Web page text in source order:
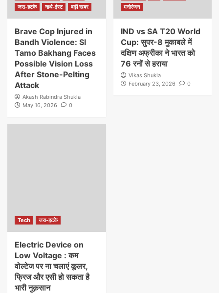
जरा-हटके
नार्थ-ईस्ट बड़ी खबर
Brave Cop Injured in
Bandh Violence: SI
Tamo Bakhang Faces
Possible Vision Loss
After Stone-Pelting
Attack
Akash Rabindra Shukla
May 16, 2026
0
मनोरंजन
IND vs SA T20 World
Cup: सुपर-8 मुकाबले में
दक्षिण अफ्रीका ने भारत को
76 रनों से हराया
Vikas Shukla
February 23, 2026
0
Tech जरा-हटके
Electric Device on
Low Voltage : कम
वोल्टेज पर ना चलाएं कूलर,
फ्रिज और एसी हो सकता है
भारी नुक़सान